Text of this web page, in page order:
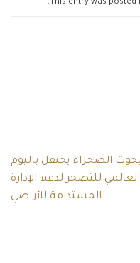
This entry was posted
.
بحوث الصحراء يحتفل باليوم
العالمي للتصحر لدعم الإدارة
المستدامة للأراضي